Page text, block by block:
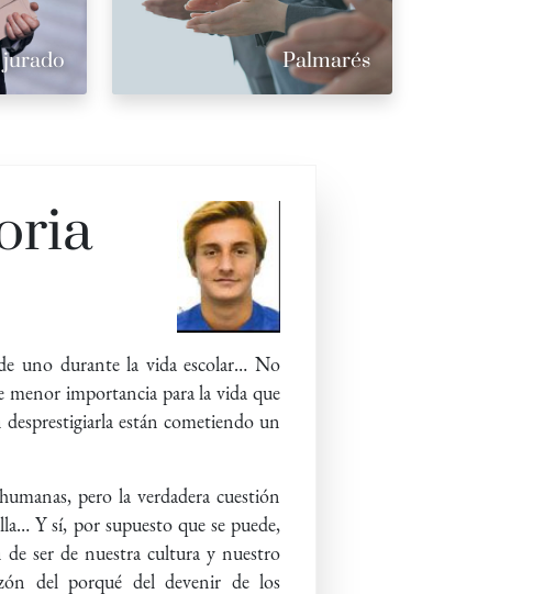
Palmarés
uno durante la vida escolar… No
menor importancia para la vida que
están cometiendo un
pero la verdadera cuestión
Y sí, por supuesto que se puede,
ser de nuestra cultura y nuestro
del porqué del devenir de los